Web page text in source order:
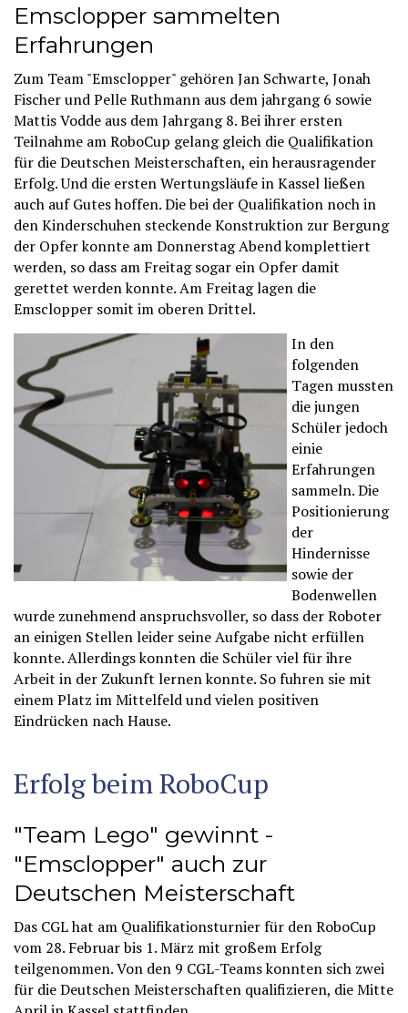
Emsclopper sammelten
Erfahrungen
Zum Team "Emsclopper" gehören Jan Schwarte, Jonah
Fischer und Pelle Ruthmann aus dem jahrgang 6 sowie
Mattis Vodde aus dem Jahrgang 8. Bei ihrer ersten
Teilnahme am RoboCup gelang gleich die Qualifikation
für die Deutschen Meisterschaften, ein herausragender
Erfolg. Und die ersten Wertungsläufe in Kassel ließen
auch auf Gutes hoffen. Die bei der Qualifikation noch in
den Kinderschuhen steckende Konstruktion zur Bergung
der Opfer konnte am Donnerstag Abend komplettiert
werden, so dass am Freitag sogar ein Opfer damit
gerettet werden konnte. Am Freitag lagen die
Emsclopper somit im oberen Drittel.
In den
folgenden
Tagen mussten
die jungen
Schüler jedoch
einie
Erfahrungen
sammeln. Die
Positionierung
der
Hindernisse
sowie der
Bodenwellen
wurde zunehmend anspruchsvoller, so dass der Roboter
an einigen Stellen leider seine Aufgabe nicht erfüllen
konnte. Allerdings konnten die Schüler viel für ihre
Arbeit in der Zukunft lernen konnte. So fuhren sie mit
einem Platz im Mittelfeld und vielen positiven
Eindrücken nach Hause.
Erfolg beim RoboCup
"Team Lego" gewinnt -
"Emsclopper" auch zur
Deutschen Meisterschaft
Das CGL hat am Qualifikationsturnier für den RoboCup
vom 28. Februar bis 1. März mit großem Erfolg
teilgenommen. Von den 9 CGL-Teams konnten sich zwei
für die Deutschen Meisterschaften qualifizieren, die Mitte